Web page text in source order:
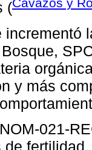
(Cavazos y
incrementó
y más
021-